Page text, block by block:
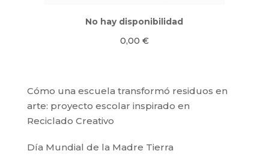
No hay disponibilidad
0,00 €
Cómo una escuela transformó residuos en
arte: proyecto escolar inspirado en
Reciclado Creativo
Día Mundial de la Madre Tierra